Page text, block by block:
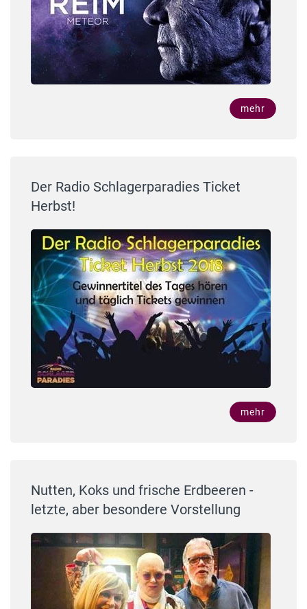
mehr
Der Radio Schlagerparadies Ticket
Herbst!
mehr
Nutten, Koks und frische Erdbeeren -
letzte, aber besondere Vorstellung